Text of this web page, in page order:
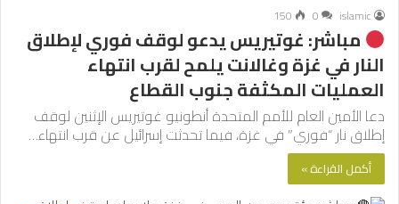
islamic
0
150
مباشر: غوتيريس يدعو لوقف فوري لإطلاق
النار في غزة وغالانت يلمح لقرب انتهاء
العمليات المكثفة جنوب القطاع
دعا الأمين العام للأمم المتحدة أنطونيو غوتيريس الإثنين لوقف
إطلاق نار “فوري” في غزة، فيما تحدثت إسرائيل عن قرب انتهاء…
أكمل القراءة »